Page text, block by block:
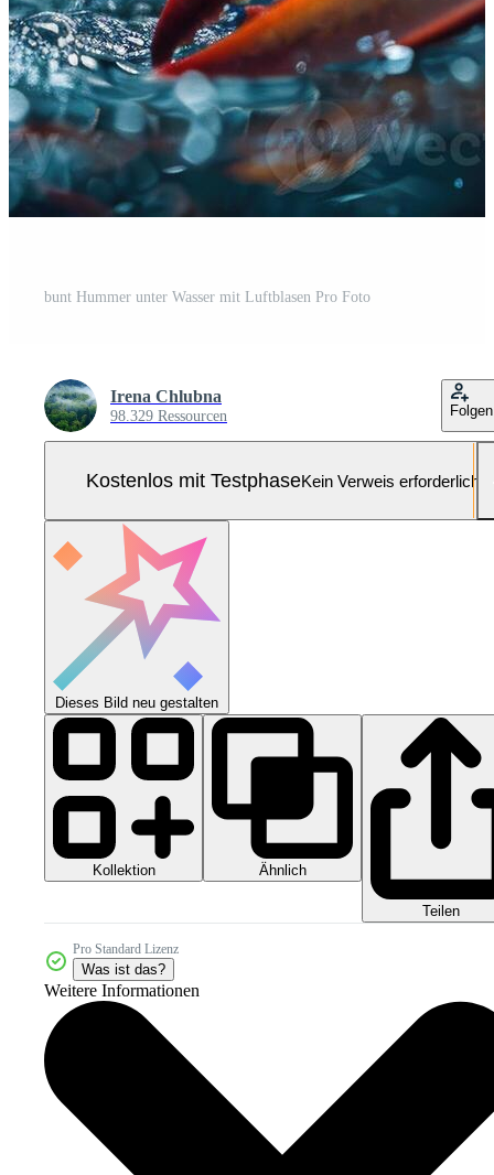
bunt Hummer unter Wasser mit Luftblasen Pro Foto
Irena Chlubna
98.329 Ressourcen Folgen
Kostenlos mit TestphaseKein Verweis erforderlich
Dieses Bild neu gestalten
Kollektion Ähnlich
Teilen
Pro Standard Lizenz
Was ist das?
Weitere Informationen